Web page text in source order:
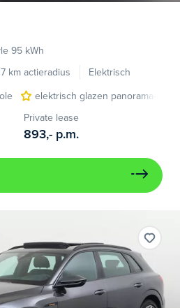
95 kWh
km actieradius
Elektrisch
elektrisch glazen panorama-dak
Private lease
893,- p.m.